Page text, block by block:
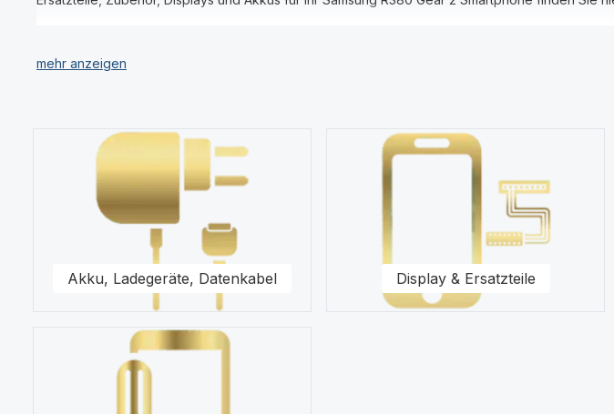
Kaufen Sie nur Original Zubehör vom Samsung R380 Gear 2 Fachhändler.
Gerne steht Ihnen unser Kundenservice bezüglich Fragen zu unseren Ersatzteilen für Ihr
Kategoriegalerie überspringen
Akku, Ladegeräte, Datenkabel Display & Ersatzteile